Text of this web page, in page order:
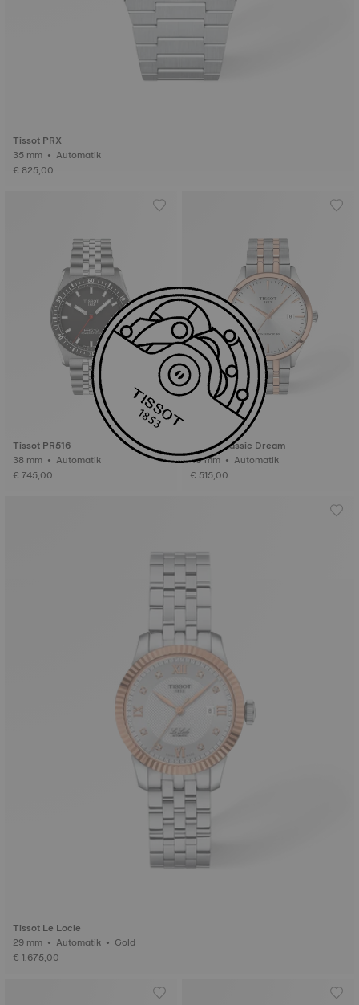
Tissot PRX
35 mm • Automatik
€ 825,00
Tissot PR516
38 mm • Automatik
€ 745,00
Tissot Classic Dream
40 mm • Automatik
€ 515,00
Tissot Le Locle
29 mm • Automatik • Gold
€ 1.675,00